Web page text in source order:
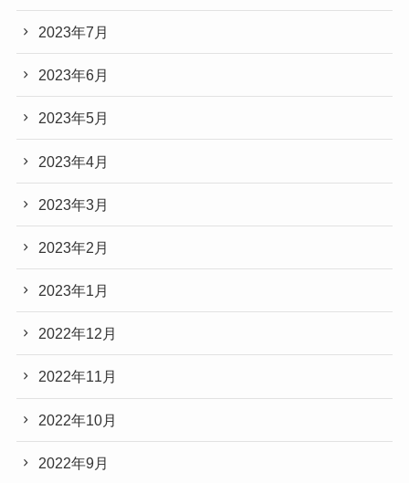
2023年7月
2023年6月
2023年5月
2023年4月
2023年3月
2023年2月
2023年1月
2022年12月
2022年11月
2022年10月
2022年9月